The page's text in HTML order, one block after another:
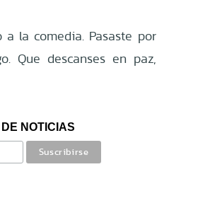
la comedia. Pasaste por
Que descanses en paz,
NOTICIAS